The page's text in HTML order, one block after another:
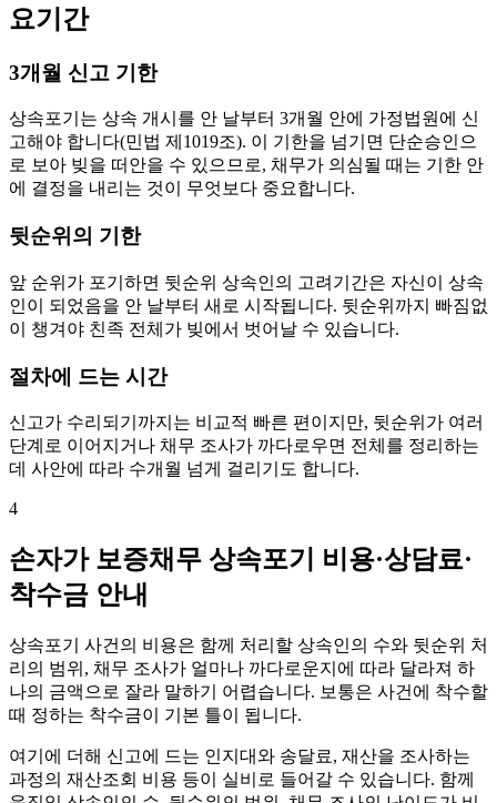
요기간
3개월 신고 기한
상속포기는 상속 개시를 안 날부터 3개월 안에 가정법원에 신
고해야 합니다(민법 제1019조). 이 기한을 넘기면 단순승인으
로 보아 빚을 떠안을 수 있으므로, 채무가 의심될 때는 기한 안
에 결정을 내리는 것이 무엇보다 중요합니다.
뒷순위의 기한
앞 순위가 포기하면 뒷순위 상속인의 고려기간은 자신이 상속
인이 되었음을 안 날부터 새로 시작됩니다. 뒷순위까지 빠짐없
이 챙겨야 친족 전체가 빚에서 벗어날 수 있습니다.
절차에 드는 시간
신고가 수리되기까지는 비교적 빠른 편이지만, 뒷순위가 여러
단계로 이어지거나 채무 조사가 까다로우면 전체를 정리하는
데 사안에 따라 수개월 넘게 걸리기도 합니다.
4
손자가 보증채무 상속포기 비용·상담료·
착수금 안내
상속포기 사건의 비용은 함께 처리할 상속인의 수와 뒷순위 처
리의 범위, 채무 조사가 얼마나 까다로운지에 따라 달라져 하
나의 금액으로 잘라 말하기 어렵습니다. 보통은 사건에 착수할
때 정하는 착수금이 기본 틀이 됩니다.
여기에 더해 신고에 드는 인지대와 송달료, 재산을 조사하는
과정의 재산조회 비용 등이 실비로 들어갈 수 있습니다. 함께